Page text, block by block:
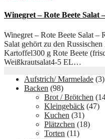
Winegret – Rote Beete Salat
Winegret – Rote Beete Salat –
Salat gehört zu den
Kartoffel300 g Rote Beete
Weißkrautsalat4-5 EL…
Aufstrich/ Marmelade (3)
Backen (98)
Brot / Brötchen
Kleingebäck (47)
Kuchen (31)
Plätzchen (18)
Torten (11)